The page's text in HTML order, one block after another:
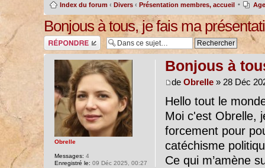
Index du forum ‹ Divers ‹ Présentation membres, accueil •
Bonjous à tous, je fais ma
Répondre
Bonjous à
de Obrelle» 28 Déc
Hello tout le
Moi c'est Obrelle,
forcement pour
catéchisme
Ce qui m’amène
Obrelle
Messages: 4
Enregistré le: 09 Déc 2025, 00:27